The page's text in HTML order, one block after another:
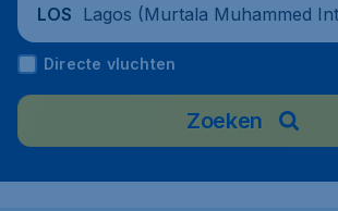
LOS Lagos (Murtala Muhammed
Airport), Nigeria
Directe vluchten
Zoeken